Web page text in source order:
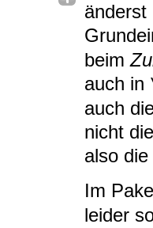
änderst
beim
auch in
auch
nicht
also
Im
leider